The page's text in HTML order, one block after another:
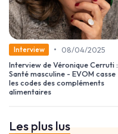
Interview •
08/04/2025
Interview de Véronique Cerruti :
Santé masculine - EVOM casse
les codes des compléments
alimentaires
Les plus lus